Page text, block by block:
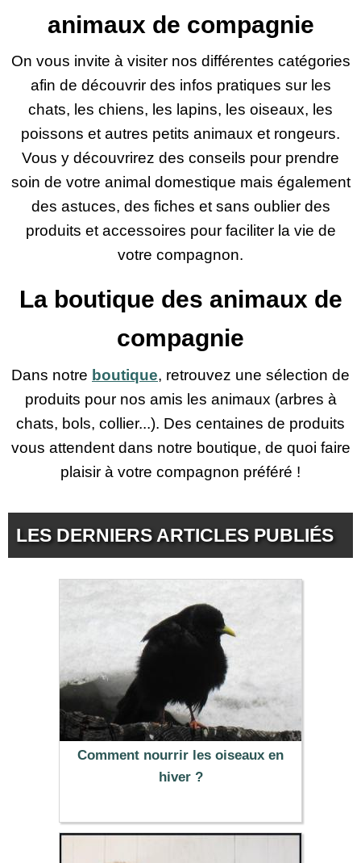
animaux de compagnie
On vous invite à visiter nos différentes catégories
afin de découvrir des infos pratiques sur les
chats, les chiens, les lapins, les oiseaux, les
poissons et autres petits animaux et rongeurs.
Vous y découvrirez des conseils pour prendre
soin de votre animal domestique mais également
des astuces, des fiches et sans oublier des
produits et accessoires pour faciliter la vie de
votre compagnon.
La boutique des animaux de
compagnie
Dans notre boutique, retrouvez une sélection de
produits pour nos amis les animaux (arbres à
chats, bols, collier...). Des centaines de produits
vous attendent dans notre boutique, de quoi faire
plaisir à votre compagnon préféré !
LES DERNIERS ARTICLES PUBLIÉS
Comment nourrir les oiseaux en
hiver ?